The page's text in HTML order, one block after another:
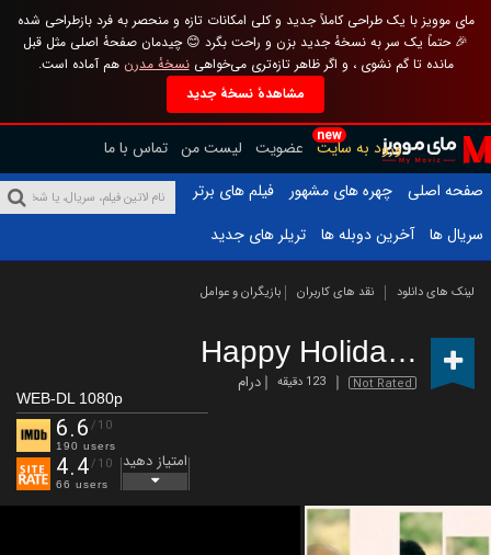
مای موویز با یک طراحی کاملاً جدید و کلی امکانات تازه و منحصر به فرد بازطراحی شده
🎉 حتماً یک سر به نسخهٔ جدید بزن و راحت بگرد 😊 چیدمان صفحهٔ اصلی مثل قبل
مانده تا گم نشوی ، و اگر ظاهر تازه‌تری می‌خواهینسخهٔ مدرن هم آماده است.
مشاهدهٔ نسخهٔ جدید
new
ورود به سایت عضویت لیست من تماس با ما
صفحه اصلی
چهره های مشهور
فیلم های برتر
سریال ها
آخرین دوبله ها تریلر های جدید
لینک های دانلود نقد های کاربران بازیگران و عوامل
Happy Holidays (2024)
Not Rated 123 دقیقه درام
WEB-DL 1080p
6.6 /10
190 users
4.4/10
66 users
امتیاز دهید